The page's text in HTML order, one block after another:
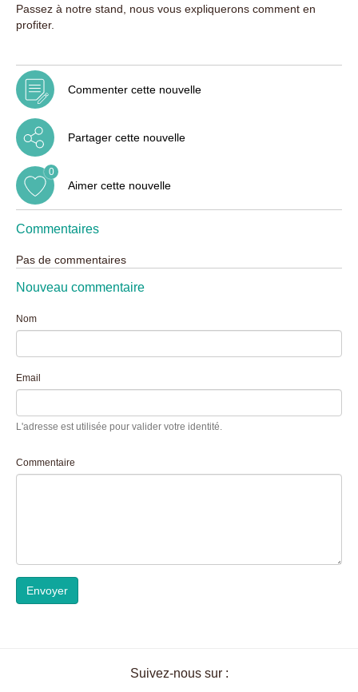
Passez à notre stand, nous vous expliquerons comment en
profiter.
Commenter cette nouvelle
Partager cette nouvelle
Aimer cette nouvelle
0
Commentaires
Pas de commentaires
Nouveau commentaire
Nom
Email
L'adresse est utilisée pour valider votre identité.
Commentaire
Envoyer
Suivez-nous sur :